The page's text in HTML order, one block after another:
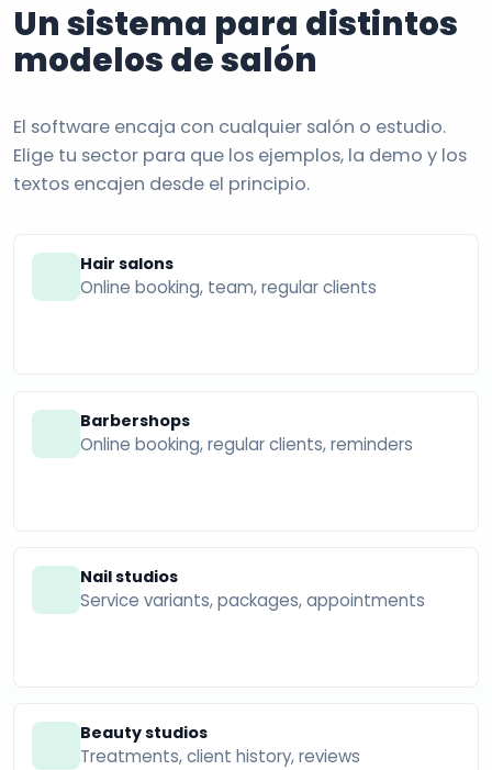
Un sistema para distintos
modelos de salón
El software encaja con cualquier salón o estudio.
Elige tu sector para que los ejemplos, la demo y los
textos encajen desde el principio.
Hair salons
Online booking, team, regular clients
Barbershops
Online booking, regular clients, reminders
Nail studios
Service variants, packages, appointments
Beauty studios
Treatments, client history, reviews